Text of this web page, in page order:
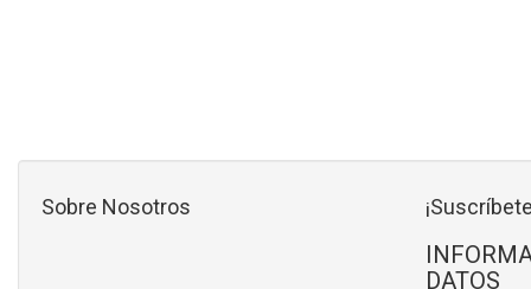
Sobre Nosotros
DATOS